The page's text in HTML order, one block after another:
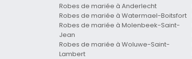
Robes de mariée à Anderlecht
Robes de mariée à Watermael-Boitsfort
Robes de mariée à Molenbeek-Saint-
Jean
Robes de mariée à Woluwe-Saint-
Lambert